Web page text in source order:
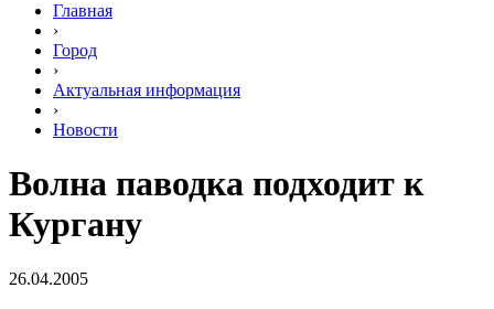
Главная
›
Город
›
Актуальная информация
›
Новости
Волна паводка подходит к
Кургану
26.04.2005